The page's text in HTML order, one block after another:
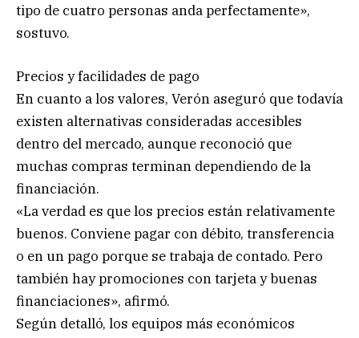
tipo de cuatro personas anda perfectamente»,
sostuvo.
Precios y facilidades de pago
En cuanto a los valores, Verón aseguró que todavía
existen alternativas consideradas accesibles
dentro del mercado, aunque reconoció que
muchas compras terminan dependiendo de la
financiación.
«La verdad es que los precios están relativamente
buenos. Conviene pagar con débito, transferencia
o en un pago porque se trabaja de contado. Pero
también hay promociones con tarjeta y buenas
financiaciones», afirmó.
Según detalló, los equipos más económicos